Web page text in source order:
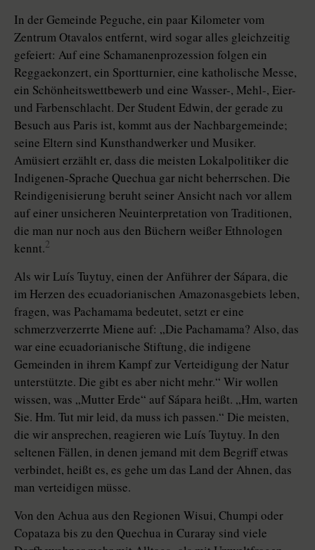
In der Gemeinde Peguche, ein paar Kilometer vom
Zentrum Otavalos entfernt, wird sogar alles gleichzeitig
gefeiert: Auf eine Schamanenprozession folgen ein
Reggaekonzert, ein Sportturnier, eine katholische Messe,
ein Schönheitswettbewerb und eine Wasser-, Mehl-, Eier-
und Farbenschlacht. Der Student Edwin, der gerade zu
Besuch aus Paris ist, kommt aus der Nachbargemeinde;
seine Eltern sind Kunsthandwerker und Musiker.
Amüsiert erzählt er, dass die meisten Lokalpolitiker die
Indigenen-Sprache Quechua gar nicht beherrschen. Die
Reindigenisierung beruht seiner Ansicht nach vor allem
auf einer unsicheren Neuinterpretation von Traditionen,
die man nur noch aus den Büchern weißer Ethnologen
kennt.2
Als wir Luís Tuytuy, einen der Anführer der Sápara, die
im Herzen des ecuadorianischen Amazonasgebiets leben,
fragen, was Pachamama bedeutet, setzt er eine
schmerzverzerrte Miene auf: „Die Pachamama? Also, das
war eine ecuadorianische Stiftung, die indigene
Gemeinden in ihrem Kampf zur Verteidigung der Natur
unterstützte. Die gibt es aber nicht mehr.“ Wir wollen
wissen, was „Mutter Erde“ auf Sápara heißt. „Hm, warten
Sie. Hm. Tut mir leid, da muss ich passen.“ Die meisten,
die wir ansprechen, reagieren wie Luís Tuytuy. In den
seltenen Fällen, in denen jemand mit dem Begriff etwas
verbindet, heißt es, es gehe um das Land der Ahnen, das
man verteidigen müsse.
Von den Achua aus den Regionen Wisui, Chumpi oder
Copataza bis zu den Quechua in Curaray sind viele